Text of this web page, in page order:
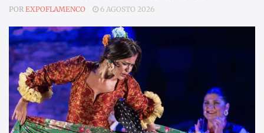
POR EXPOFLAMENCO 6 AGOSTO 2026